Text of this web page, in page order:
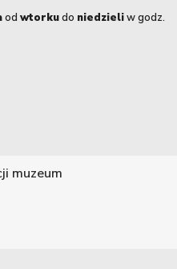
od wtorkudo niedzieliw godz.
muzeum